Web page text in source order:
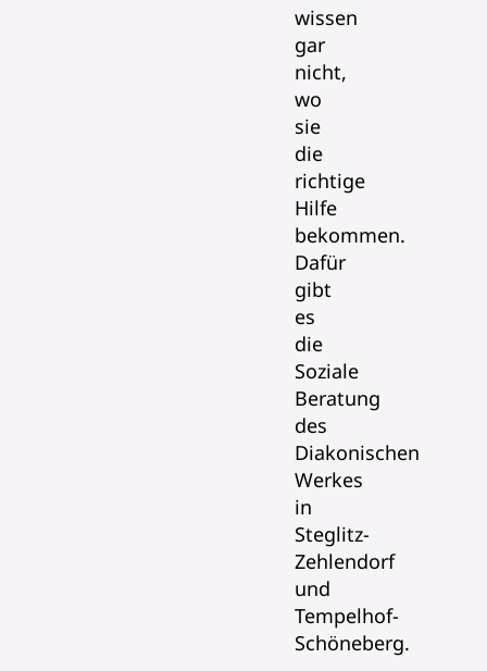
wissen
gar
nicht,
wo
sie
die
richtige
Hilfe
bekommen.
Dafür
gibt
es
die
Soziale
Beratung
des
Diakonischen
Werkes
in
Steglitz-
Zehlendorf
und
Tempelhof-
Schöneberg.